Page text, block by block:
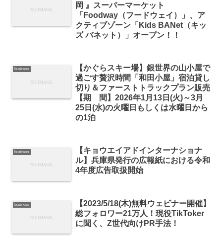
岡 』スーパーマーケット
「Foodway（フードウェイ）」、ア
クティブゾーン「Kids BANet（キッ
ズ バネット）」オープン！！
business
【かぐらスキー場】銀世界の山小屋で
過ごす贅沢時間「和田小屋」宿泊貸し
切り＆ファーストトラックプラン販売
【期 間】2026年1月13日(火)～3月
25日(水)の火曜日もしくは水曜日から
の1泊
business
【キョウエイアドインターナショナ
ル】兵庫県発行の広報紙における令和
4年度広告取扱開始
business
【2023/5/18(木)無料ウェビナー開催】
総フォロワー21万人！現役TikToker
に聞く、Z世代向けPR手法！